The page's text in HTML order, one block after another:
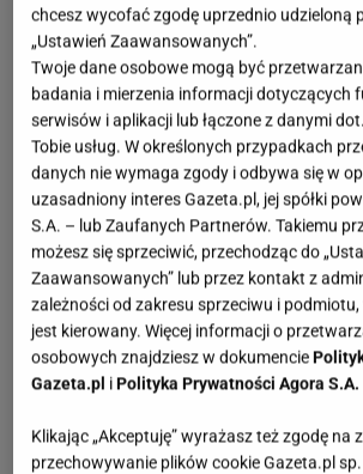
chcesz wycofać zgodę uprzednio udzieloną
„Ustawień Zaawansowanych”.
Twoje dane osobowe mogą być
badania i mierzenia informacji dotyczących
serwisów i aplikacji lub łączone z danymi
Tobie usług. W określonych przypadkach
danych nie wymaga zgody i odbywa się w
uzasadniony interes Gazeta.pl, jej spółki
S.A. – lub Zaufanych Partnerów. Takiemu
możesz się sprzeciwić, przechodząc do
Zaawansowanych” lub przez kontakt z
zależności od zakresu sprzeciwu i
jest kierowany. Więcej informacji o
osobowych znajdziesz w dokumencie
Gazeta.pl i Polityka Prywatności Agora S.A.
Klikając „Akceptuję” wyrażasz też zgodę na
przechowywanie plików cookie Gazeta.pl sp.